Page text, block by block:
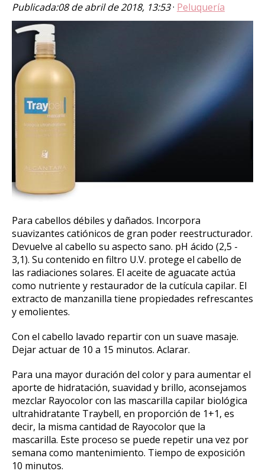
Publicada:08 de abril de 2018, 13:53· Peluquería
Para cabellos débiles y dañados. Incorpora
suavizantes catiónicos de gran poder reestructurador.
Devuelve al cabello su aspecto sano. pH ácido (2,5 -
3,1). Su contenido en filtro U.V. protege el cabello de
las radiaciones solares. El aceite de aguacate actúa
como nutriente y restaurador de la cutícula capilar. El
extracto de manzanilla tiene propiedades refrescantes
y emolientes.
Con el cabello lavado repartir con un suave masaje.
Dejar actuar de 10 a 15 minutos. Aclarar.
Para una mayor duración del color y para aumentar el
aporte de hidratación, suavidad y brillo, aconsejamos
mezclar Rayocolor con las mascarilla capilar biológica
ultrahidratante Traybell, en proporción de 1+1, es
decir, la misma cantidad de Rayocolor que la
mascarilla. Este proceso se puede repetir una vez por
semana como mantenimiento. Tiempo de exposición
10 minutos.